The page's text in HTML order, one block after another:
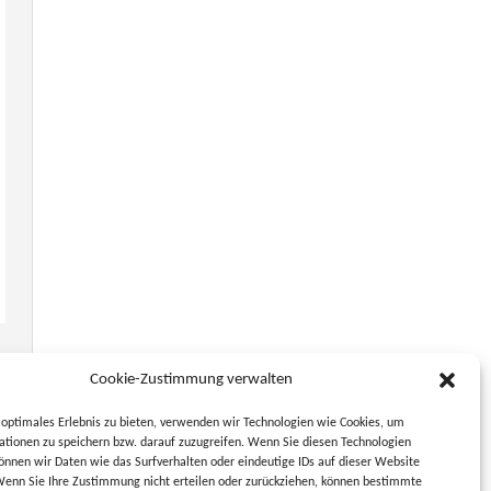
Cookie-Zustimmung verwalten
Erlebnis zu bieten, verwenden wir Technologien wie Cookies, um
zu speichern bzw. darauf zuzugreifen. Wenn Sie diesen Technologien
wir Daten wie das Surfverhalten oder eindeutige IDs auf dieser Website
Sie Ihre Zustimmung nicht erteilen oder zurückziehen, können bestimmte